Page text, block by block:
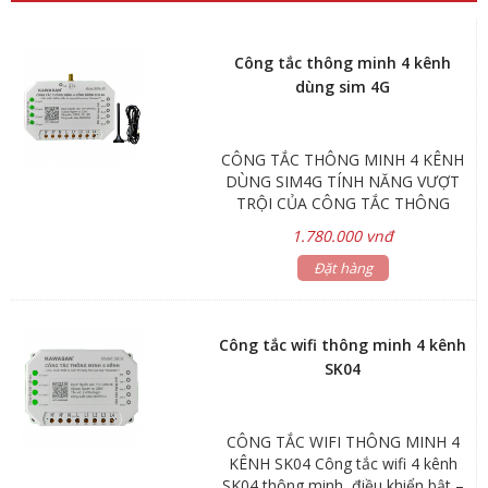
Công tắc thông minh 4 kênh
dùng sim 4G
CÔNG TẮC THÔNG MINH 4 KÊNH
DÙNG SIM4G TÍNH NĂNG VƯỢT
TRỘI CỦA CÔNG TẮC THÔNG
minh điều khiển mọi thiết bị từ xa,
dù ở bất kỳ đâu. Chỉ cần lắp Sim 4G
bật – tắt thiết bị hoặc lên lịch hẹn
giờ trên app Kawasan. Công tắc
điều khiển từ xa SK04-4G không
trong gia đình, cùng điều khiển thiết
bị. Cùng lúc điều khiển 4 thiết bị độc
1.780.000 vnđ
Đặt hàng
Công tắc wifi thông minh 4 kênh
SK04
CÔNG TẮC WIFI THÔNG MINH 4
KÊNH SK04 Công tắc wifi 4 kênh